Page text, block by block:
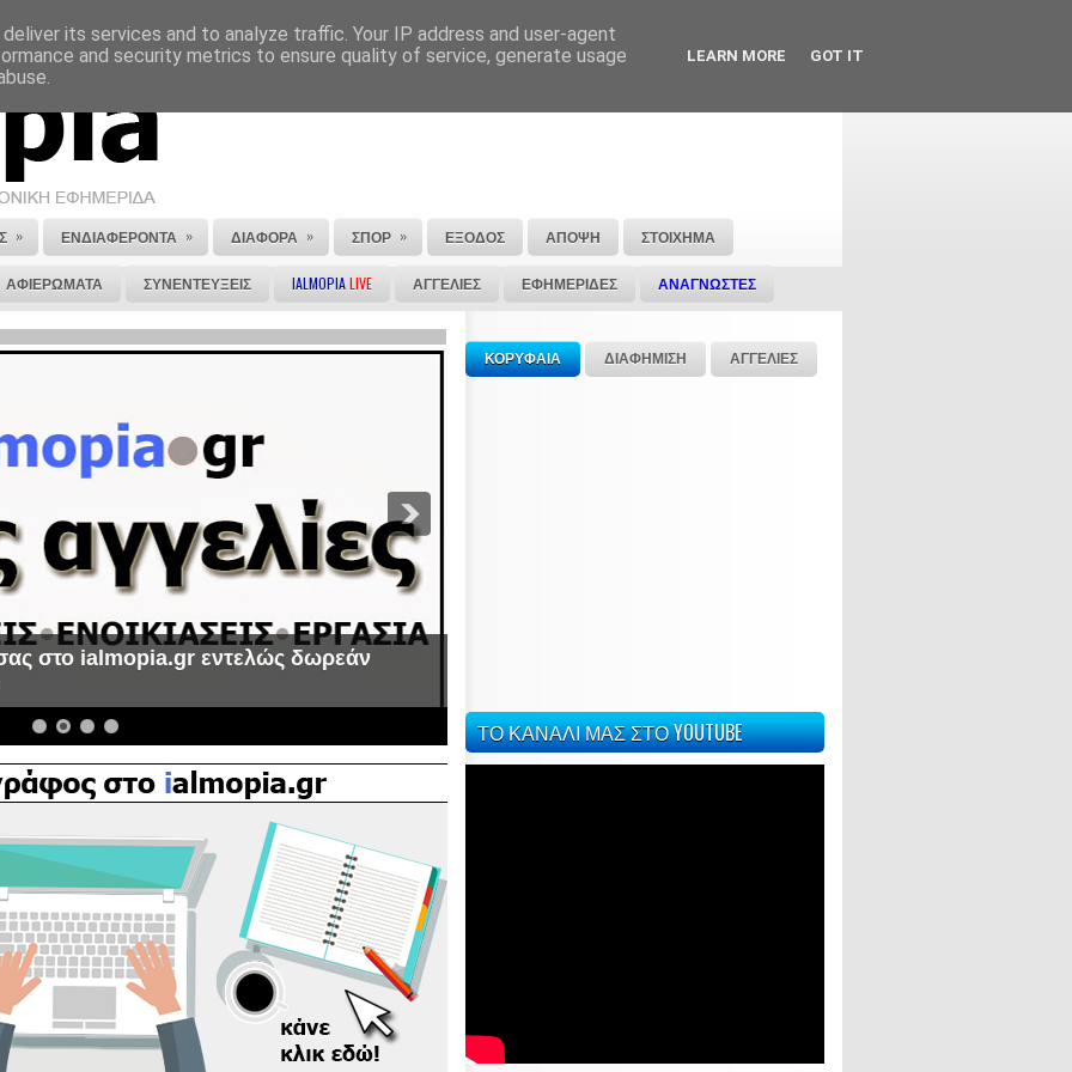
ΕΠΙΚΟΙΝΩΝΙΑ ΣΤΕΙΛΕ ΜΑΣ ΤΟ ΑΡΘΡΟ ΣΟΥ
» ΕΝΔΙΑΦΕΡΟΝΤΑ » ΔΙΑΦΟΡΑ » ΣΠΟΡ » ΕΞΟΔΟΣ ΑΠΟΨΗ ΣΤΟΙΧΗΜΑ
ΑΦΙΕΡΩΜΑΤΑ ΣΥΝΕΝΤΕΥΞΕΙΣ IALMOPIALIVE ΑΓΓΕΛΙΕΣ ΕΦΗΜΕΡΙΔΕΣ ΑΝΑΓΝΩΣΤΕΣ
στο ialmopia.gr εντελώς δωρεάν
ΚΟΡΥΦΑΙΑ ΔΙΑΦΗΜΙΣΗ ΑΓΓΕΛΙΕΣ
ΤΟ ΚΑΝΑΛΙ ΜΑΣ ΣΤΟ YOUTUBE
its services and to analyze traffic. Your IP address and user-agent
and security metrics to ensure quality of service, generate usage
LEARN MORE GOT IT